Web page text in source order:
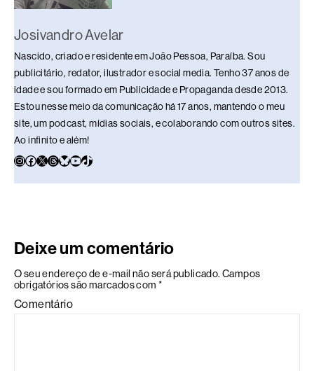
Josivandro Avelar
Nascido, criado e residente em João Pessoa, Paraíba. Sou
publicitário, redator, ilustrador e social media. Tenho 37 anos de
idade e sou formado em Publicidade e Propaganda desde 2013.
Estou nesse meio da comunicação há 17 anos, mantendo o meu
site, um podcast, mídias sociais, e colaborando com outros sites.
Ao infinito e além!
Deixe um comentário
O seu endereço de e-mail não será publicado. Campos
obrigatórios são marcados com *
Comentário